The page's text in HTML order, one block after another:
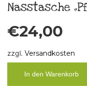
Nasstasche
€24,00
zzgl. Versandkosten
In den Warenkorb